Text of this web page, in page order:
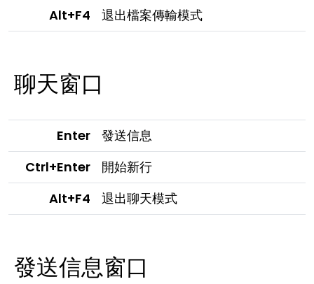
Alt+F4
退出檔案傳輸模式
聊天窗口
Enter
發送信息
Ctrl+Enter
開始新行
Alt+F4
退出聊天模式
發送信息窗口